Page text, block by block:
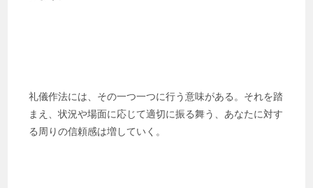
礼儀作法には、その一つ一つに行う意味がある。それを踏
まえ、状況や場面に応じて適切に振る舞う、あなたに対す
る周りの信頼感は増していく。